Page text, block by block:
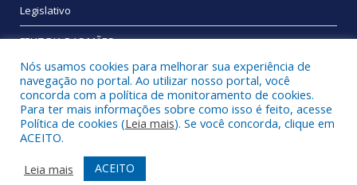
Legislativo
FELIZ DIA DAS MÃES
Todos os direitos reservados a Câmara Municipal de Santa
Bárbara do Pará.
Mapa do Site
Acessar Área Administrativa
Acessar Webmail
Nós usamos cookies para melhorar sua experiência de
navegação no portal. Ao utilizar nosso portal, você
concorda com a política de monitoramento de cookies.
Para ter mais informações sobre como isso é feito, acesse
Política de cookies (Leia mais). Se você concorda, clique em
ACEITO.
Leia mais
ACEITO